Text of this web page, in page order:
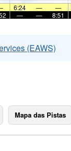
6:24 — —
— — 8:51
(EAWS)
Mapa das Pistas